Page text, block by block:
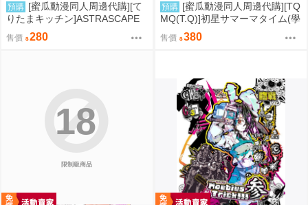
預購 [蜜瓜動漫同人周邊代購][て
りたまキッチン]ASTRASCAPE
(崩壞：星穹鐵道)(同人誌)
售價 280
預購 [蜜瓜動漫同人周邊代購][TQ
MQ(T.Q)]初星サマーマタイム(學
園偶像大師)(同人誌)
售價 380
限制級商品
18